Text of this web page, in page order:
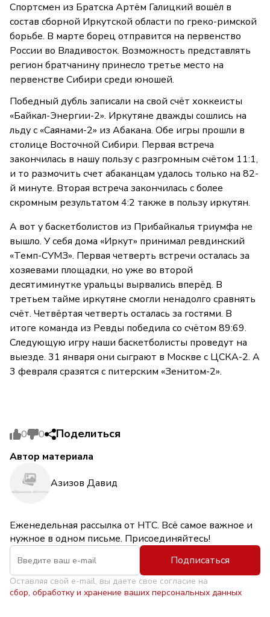
Спортсмен из Братска Артём Галицкий вошёл в
состав сборной Иркутской области по греко-римской
борьбе. В марте борец отправится на первенство
России во Владивосток. Возможность представлять
регион братчанину принесло третье место на
первенстве Сибири среди юношей.
Победный дубль записали на свой счёт хоккеисты
«Байкал-Энергии-2». Иркутяне дважды сошлись на
льду с «Саянами-2» из Абакана. Обе игры прошли в
столице Восточной Сибири. Первая встреча
закончилась в нашу пользу с разгромным счётом 11:1,
и то размочить счет абаканцам удалось только на 82-
й минуте. Вторая встреча закончилась с более
скромным результатом 4:2 также в пользу иркутян.
А вот у баскетболистов из Прибайкалья триумфа не
вышло. У себя дома «Иркут» принимал ревдинский
«Темп-СУМЗ». Первая четверть встречи осталась за
хозяевами площадки, но уже во второй
десятиминутке уральцы вырвались вперёд. В
третьем тайме иркутяне смогли ненадолго сравнять
счёт. Четвёртая четверть осталась за гостями. В
итоге команда из Ревды победила со счётом 89:69.
Следующую игру наши баскетболисты проведут на
выезде. 31 января они сыграют в Москве с ЦСКА-2. А
3 февраля сразятся с питерским «Зенитом-2».
0 0 Поделиться
Автор материала
Азизов Давид
Еженедельная рассылка от НТС. Всё самое важное и
нужное в одном письме. Присоединяйтесь!
Подписаться
Оставляя свой e-mail, вы даете свое согласие на
сбор, обработку и хранение ваших персональных данных